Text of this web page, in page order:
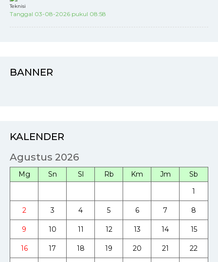
Teknisi
Tanggal 03-08-2026 pukul 08:58
BANNER
KALENDER
Agustus 2026
Mg Sn Sl Rb Km Jm
Sb
1
2 3 4 5 6 7 8
9 10 11 12 13 14 15
16 17 18 19 20 21 22